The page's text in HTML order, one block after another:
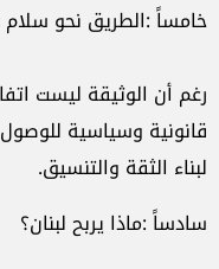
خامساً:الطريق نحو سلام
رغم أن الوثيقة ليست
قانونية وسياسية للوصول
لبناء الثقة والتنسيق.
سادساً:ماذايربحلبنان؟